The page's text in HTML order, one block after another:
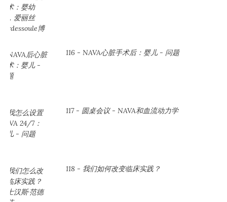
116 - NAVA心脏手术后：婴儿 - 问题
117 - 圆桌会议 - NAVA和血流动力学
118 - 我们如何改变临床实践？